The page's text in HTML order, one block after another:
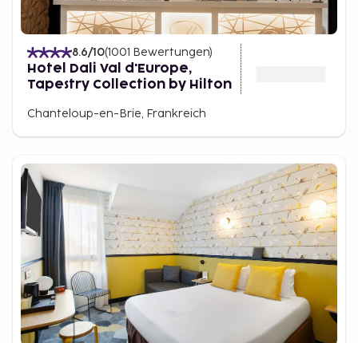
8.6/10(1001 Bewertungen)
Hotel Dali Val d'Europe,
Tapestry Collection by Hilton
Chanteloup-en-Brie, Frankreich